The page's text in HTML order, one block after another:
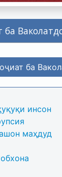
ба
ба
инсон
маҳдуд